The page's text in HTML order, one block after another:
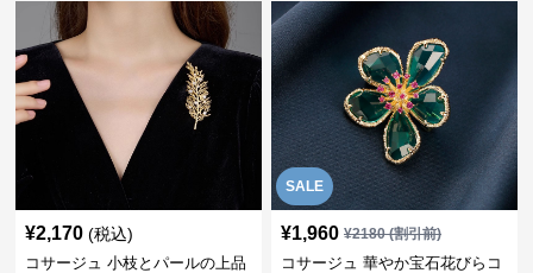
¥2,170 (税込)
コサージュ 小枝とパールの上品
SALE
¥1,960 ¥2180(割引前)
コサージュ 華やか宝石花びらコ